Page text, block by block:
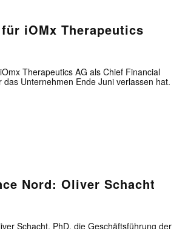
iOMx Therapeutics
Therapeutics AG als Chief Financial
Unternehmen Ende Juni verlassen hat.
Nord: Oliver Schacht
Schacht, PhD, die Geschäftsführung der